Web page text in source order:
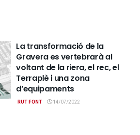
La transformació de la
Gravera es vertebrarà al
voltant de la riera, el rec, el
Terraplè i una zona
d’equipaments
RUT FONT 14/07/2022